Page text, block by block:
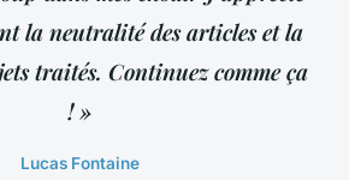
la neutralité des articles et la
traités. Continuez comme ça
! »
Lucas Fontaine